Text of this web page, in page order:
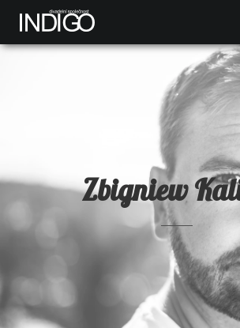
Zbigniew